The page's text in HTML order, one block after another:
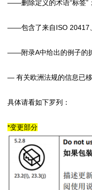
——删除定义的术语“标签”；
——包含了来自ISO 20417
——附录A中给出的例子的
— 有关欧洲法规的信息已
具体请看如下罗列：
*变更部分